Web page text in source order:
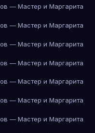
— Мастер и Маргарита
— Мастер и Маргарита
— Мастер и Маргарита
— Мастер и Маргарита
— Мастер и Маргарита
— Мастер и Маргарита
— Мастер и Маргарита